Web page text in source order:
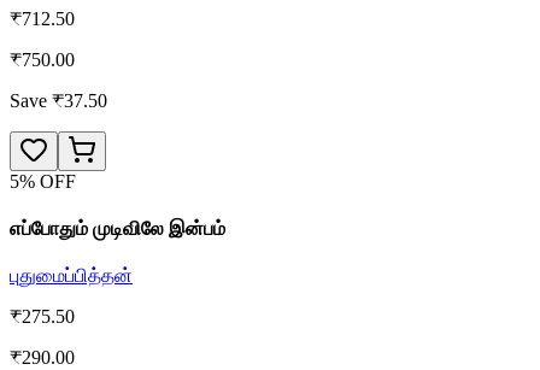
₹712.50
₹750.00
Save ₹37.50
5% OFF
எப்போதும் முடிவிலே இன்பம்
புதுமைப்பித்தன்
₹275.50
₹290.00